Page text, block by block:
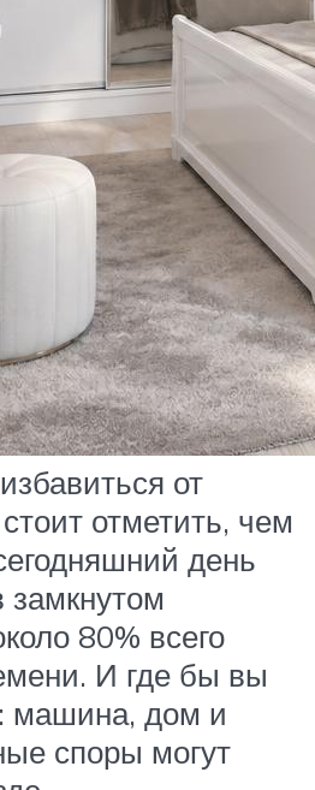
от
отметить, чем
день
80% всего
И где бы вы
машина, дом и
споры могут